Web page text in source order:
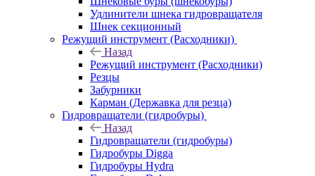
Удлинители шнека гидровращателя
Шнек секционный
Режущий инструмент (Расходники)
Назад
Режущий инструмент (Расходники)
Резцы
Забурники
Карман (Державка для резца)
Гидровращатели (гидробуры)
Назад
Гидровращатели (гидробуры)
Гидробуры Digga
Гидробуры Hydra